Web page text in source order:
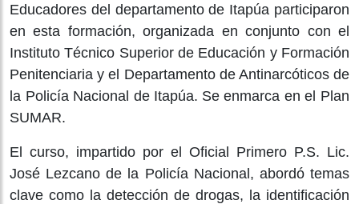
Educadores del departamento de Itapúa participaron
en esta formación, organizada en conjunto con el
Instituto Técnico Superior de Educación y Formación
Penitenciaria y el Departamento de Antinarcóticos de
la Policía Nacional de Itapúa. Se enmarca en el Plan
SUMAR.
El curso, impartido por el Oficial Primero P.S. Lic.
José Lezcano de la Policía Nacional, abordó temas
clave como la detección de drogas, la identificación